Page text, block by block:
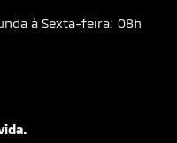
à Sexta-feira: 08h